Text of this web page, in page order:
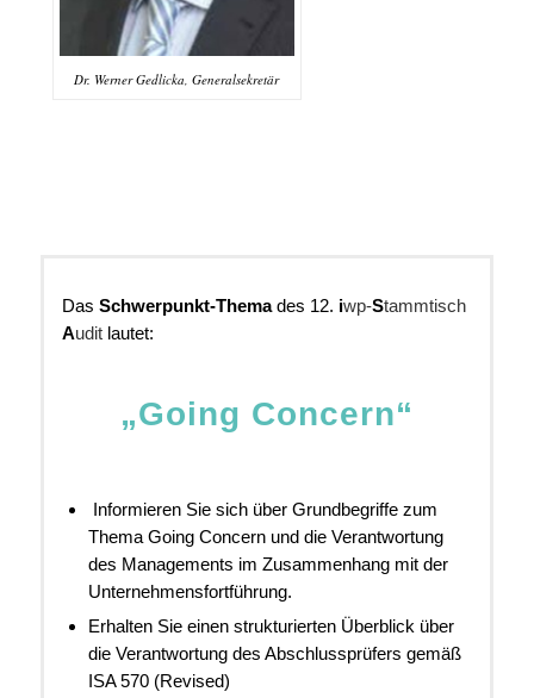
Dr. Werner Gedlicka, Generalsekretär
Das Schwerpunkt-Themades 12. iwp-Stammtisch
Auditlautet:
„Going Concern“
Informieren Sie sich über Grundbegriffe zum
Thema Going Concern und die Verantwortung
des Managements im Zusammenhang mit der
Unternehmensfortführung.
Erhalten Sie einen strukturierten Überblick über
die Verantwortung des Abschlussprüfers gemäß
ISA 570 (Revised)